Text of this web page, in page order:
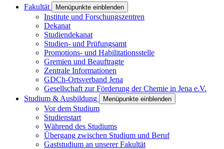
Fakultät Menüpunkte einblenden
Institute und Forschungszentren
Dekanat
Studiendekanat
Studien- und Prüfungsamt
Promotions- und Habilitationsstelle
Gremien und Beauftragte
Zentrale Informationen
GDCh-Ortsverband Jena
Gesellschaft zur Förderung der Chemie in Jena e.V.
Studium & Ausbildung
Menüpunkte einblenden
Vor dem Studium
Studienstart
Während des Studiums
Übergang zwischen Studium und Beruf
Gaststudium an unserer Fakultät